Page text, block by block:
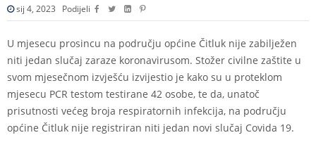
sij 4, 2023 Podijeli
U mjesecu prosincu na području općine Čitluk nije zabilježen
niti jedan slučaj zaraze koronavirusom. Stožer civilne zaštite u
svom mjesečnom izvješću izvijestio je kako su u proteklom
mjesecu PCR testom testirane 42 osobe, te da, unatoč
prisutnosti većeg broja respiratornih infekcija, na području
općine Čitluk nije registriran niti jedan novi slučaj Covida 19.